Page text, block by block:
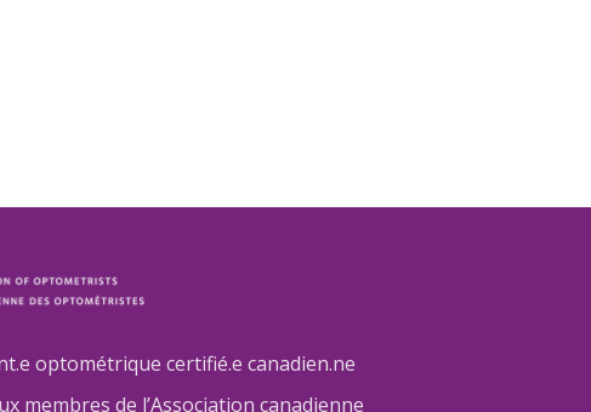
optométrique certifié.e canadien.ne
membres de l’Association canadienne